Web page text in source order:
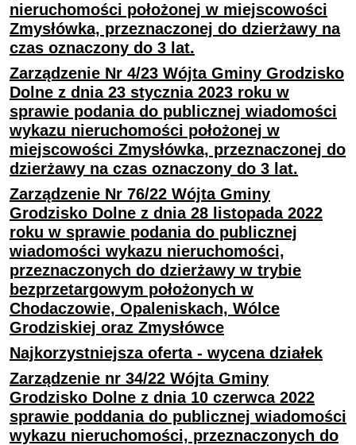
nieruchomości położonej w miejscowości
Zmysłówka, przeznaczonej do dzierżawy na
czas oznaczony do 3 lat.
Zarządzenie Nr 4/23 Wójta Gminy Grodzisko
Dolne z dnia 23 stycznia 2023 roku w
sprawie podania do publicznej wiadomości
wykazu nieruchomości położonej w
miejscowości Zmysłówka, przeznaczonej do
dzierżawy na czas oznaczony do 3 lat.
Zarządzenie Nr 76/22 Wójta Gminy
Grodzisko Dolne z dnia 28 listopada 2022
roku w sprawie podania do publicznej
wiadomości wykazu nieruchomości,
przeznaczonych do dzierżawy w trybie
bezprzetargowym położonych w
Chodaczowie, Opaleniskach, Wólce
Grodziskiej oraz Zmysłówce
Najkorzystniejsza oferta - wycena działek
Zarządzenie nr 34/22 Wójta Gminy
Grodzisko Dolne z dnia 10 czerwca 2022
sprawie poddania do publicznej wiadomości
wykazu nieruchomości, przeznaczonych do